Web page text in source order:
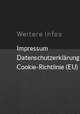
Weitere Infos
Impressum
Datenschutzerklärung
Cookie-Richtlinie (EU)